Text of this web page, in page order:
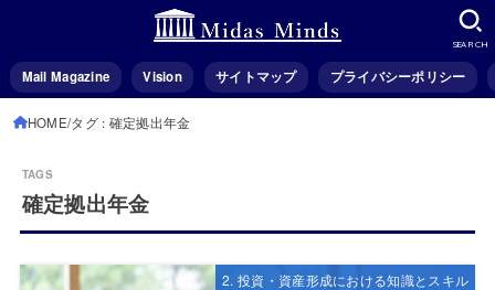
Mail Magazine Vision サイトマップ プライバシーポリシー
SEARCH
HOME タグ : 確定拠出年金
確定拠出年金
2. 投資・資産形成における知識とスキル